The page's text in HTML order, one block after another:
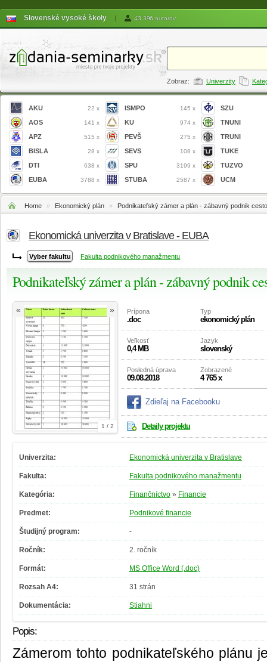
Slovenské vysoké školy | 43 396 autorov
Zobraz: Univerzity
AKU 22 x
AOS 141 x
APZ 515 x
BISLA 28 x
DTI 638 x
EUBA 3788 x
ISMPO 145 x
KU 974 x
PEVŠ 275 x
SEVS 108 x
SPU 3199 x
STUBA 2587 x
SZU
TNUNI
TRUNI
TUKE
TUZVO
UCM
Home » Ekonomický plán » Podnikateľský zámer a plán - zábavný podnik
Ekonomická univerzita v Bratislave - EUBA
Fakulta podnikového manažmentu
Podnikateľský zámer a plán - zábavný podnik
1 / 2
« » Prípona
.doc
Typ
ekonomický plán
Veľkosť
0,4 MB
Jazyk
slovenský
Posledná úprava
09.08.2018
Zobrazené
4 765 x
Zdieľaj na Facebooku
Detaily projektu
Univerzita: Ekonomická univerzita v Bratislave
Fakulta: Fakulta podnikového manažmentu
Kategória: Finančníctvo » Financie
Predmet: Podnikové financie
Študijný program: -
Ročník: 2. ročník
Formát: MS Office Word (.doc)
Rozsah A4: 31 strán
Dokumentácia: Stiahni
Popis:
Zámerom tohto podnikateľského plánu